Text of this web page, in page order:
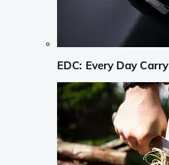
EDC: Every Day Carry